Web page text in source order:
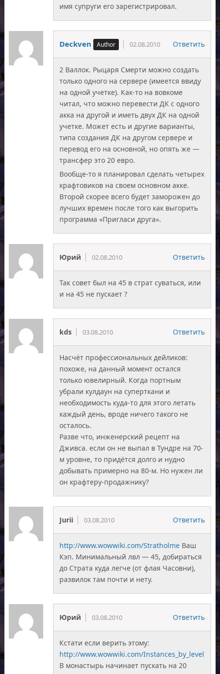
имя супруги его зарегистрировал.
Deckven 02.08.2010 Ответить
2 Валлок. Рыцаря Смерти можно создать
только одного на сервере (имеется ввиду
на одной учетке). Как-то на вовкоме
читал, что можно перевести ДК с одного
акка на другой и иметь двух ДК на одной
учетке. Может есть и другие варианты,
типа создания ДК на другом сервере и
перевод его на основной, но опять же —
трансфер это 20 евро.
Вообще-то я планировал сделать четырех
крафтовиков на своем основном акке.
Второй скорее всего будет заморожен до
лучших времен после того как выгорить
программа «Пригласи друга».
Юрий 02.08.2010 Ответить
Так совет был на 45 в страт суваться, или
и на 45 не пускает ?
kds 03.08.2010 Ответить
Насчёт профессиональных дейликов:
похоже, на данный момент остался
только ювелирный. Когда портным
убрали кулдаун на суперткани и
необходимость куда-то для этого летать
каждый день, вроде ничего такого не
осталось.
Разве что, инженерский рецепт на
Дживса. если он не выпал в Тундре на 70-
м уровне, то придётся долго и нудно
добывать примерно на 80-м. Но нужен ли
он крафтеру-продажнику?
Jurii 03.08.2010 Ответить
http://www.wowwiki.com/Stratholme Ваш
Кэп. Минимальный лвл — 45, добираться
до Страта куда легче (от флая Часовни),
развилок там почти и нету.
Юрий 03.08.2010 Ответить
Кстати если верить этому:
http://www.wowwiki.com/Instances_by_level
В монастырь начинает пускать на 20